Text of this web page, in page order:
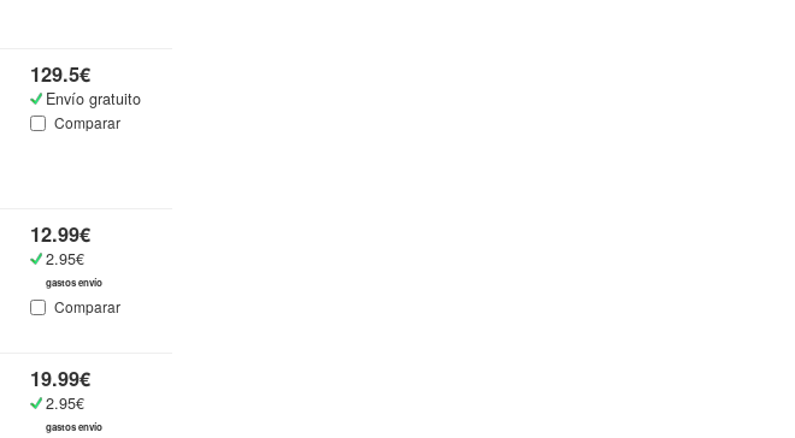
129.5€
Envío gratuito
Comparar
12.99€
2.95€
gastos envío
Comparar
19.99€
2.95€
gastos envío